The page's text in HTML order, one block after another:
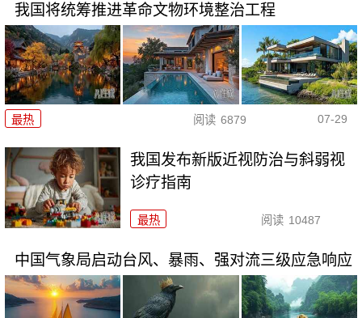
我国将统筹推进革命文物环境整治工程
最热 阅读 6879 07-29
我国发布新版近视防治与斜弱视
诊疗指南
最热 阅读 10487
中国气象局启动台风、暴雨、强对流三级应急响应